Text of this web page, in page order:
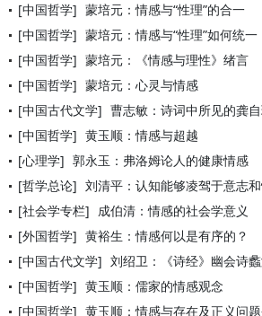
[中国哲学] 蒙培元：情感与“性理”的合一
[中国哲学] 蒙培元：情感与“性理”如何统一
[中国哲学] 蒙培元：《情感与理性》绪言
[中国哲学] 蒙培元：心灵与情感
[中国古代文学] 曹志敏：诗词中所见的龚
[中国哲学] 黄玉顺：情感与超越
[心理学] 郭永玉：弗洛姆论人的健康情感
[哲学总论] 刘清平：认知能够凌驾于意志
[社会学专栏] 成伯清：情感的社会学意义
[外国哲学] 黄裕生：情感何以是有序的？
[中国古代文学] 刘绍卫：《诗经》幽会诗
[中国哲学] 黄玉顺：儒家的情感观念
[中国哲学] 黄玉顺：情感与存在及正义问题——生活儒